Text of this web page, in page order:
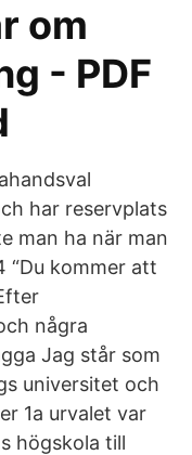
om
- PDF
har reservplats
man ha när man
“Du kommer att
några
Jag står som
universitet och
1a urvalet var
högskola till